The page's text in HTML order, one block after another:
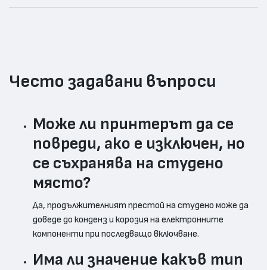
Често задавани въпроси
Може ли принтерът да се
повреди, ако е изключен, но
се съхранява на студено
място?
Да, продължителният престой на студено може да
доведе до конденз и корозия на електронните
компоненти при последващо включване.
Има ли значение какъв тип